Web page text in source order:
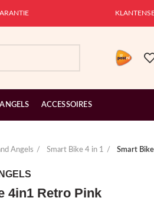
ACCESSOIRES
Angels Smart Bike 4 in 1 Smart
4in1 Retro Pink